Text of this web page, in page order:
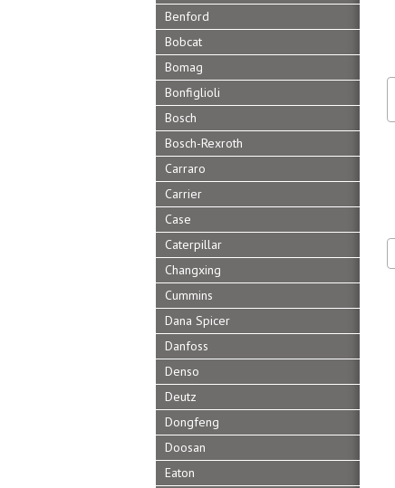
Benford
Bobcat
Bomag
Bonfiglioli
Bosch
Bosch-Rexroth
Carraro
Carrier
Case
Caterpillar
Changxing
Cummins
Dana Spicer
Danfoss
Denso
Deutz
Dongfeng
Doosan
Eaton